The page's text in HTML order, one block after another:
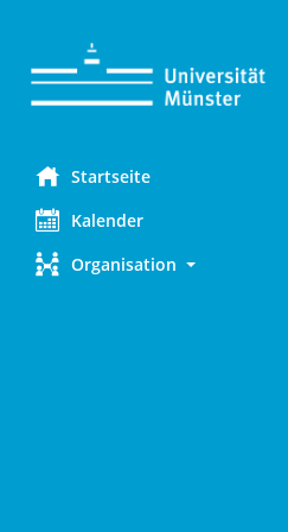
Startseite
Kalender
Organisation